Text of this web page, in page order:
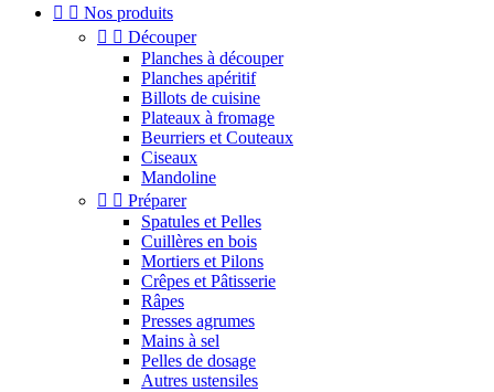
  Nos produits
  Découper
Planches à découper
Planches apéritif
Billots de cuisine
Plateaux à fromage
Beurriers et Couteaux
Ciseaux
Mandoline
  Préparer
Spatules et Pelles
Cuillères en bois
Mortiers et Pilons
Crêpes et Pâtisserie
Râpes
Presses agrumes
Mains à sel
Pelles de dosage
Autres ustensiles